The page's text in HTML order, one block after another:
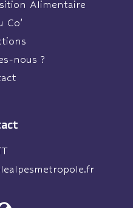
Alimentaire
Co’
nous ?